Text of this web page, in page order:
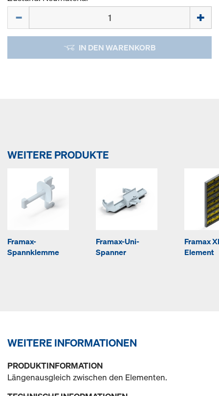
IN DEN WARENKORB
WEITERE PRODUKTE
Framax-
Spannklemme
Framax-Uni-
Spanner
Framax
Element
WEITERE INFORMATIONEN
PRODUKTINFORMATION
Längenausgleich zwischen den Elementen.